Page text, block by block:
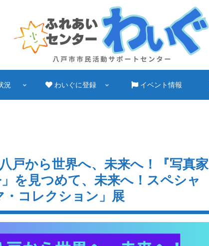
況 わいぐに登録 イベント情報
戸から世界へ、未来へ！『写真家
を見つめて、未来へ！スペシャ
コレクション」展